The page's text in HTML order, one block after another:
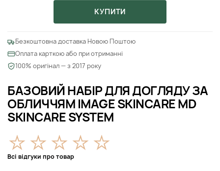
БАЗОВИЙ НАБІР ДЛЯ ДОГЛЯДУ ЗА
ОБЛИЧЧЯМ IMAGE SKINCARE MD
SKINCARE SYSTEM
Всі відгуки про товар
КУПИТИ
Безкоштовна доставка Новою Поштою
Оплата карткою або при отриманні
100% оригінал — з 2017 року